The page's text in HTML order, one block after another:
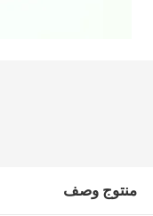
منتوج وصف